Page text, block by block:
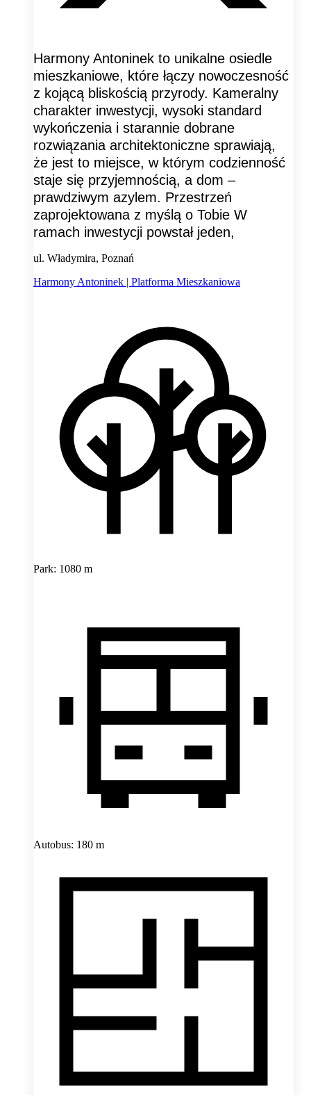
Harmony Antoninek to unikalne osiedle
mieszkaniowe, które łączy nowoczesność
z kojącą bliskością przyrody. Kameralny
charakter inwestycji, wysoki standard
wykończenia i starannie dobrane
rozwiązania architektoniczne sprawiają,
że jest to miejsce, w którym codzienność
staje się przyjemnością, a dom –
prawdziwym azylem. Przestrzeń
zaprojektowana z myślą o Tobie W
ramach inwestycji powstał jeden,
ul. Władymira, Poznań
Harmony Antoninek | Platforma Mieszkaniowa
Park: 1080 m
Autobus: 180 m